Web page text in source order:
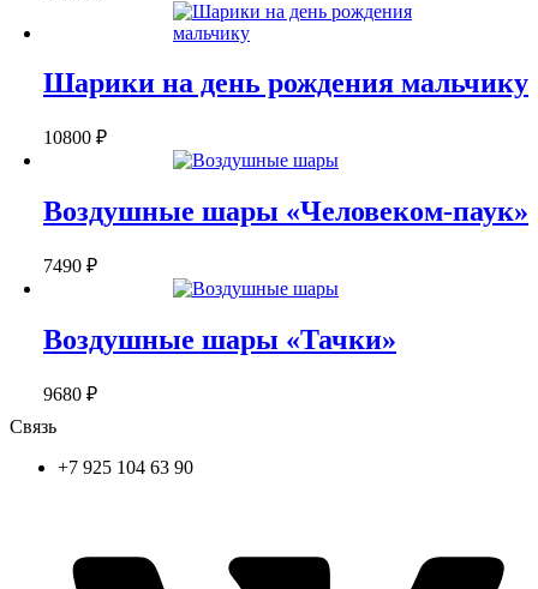
Шарики на день рождения мальчику
10800 ₽
Воздушные шары «Человеком-паук»
7490 ₽
Воздушные шары «Тачки»
9680 ₽
Связь
+7 925 104 63 90